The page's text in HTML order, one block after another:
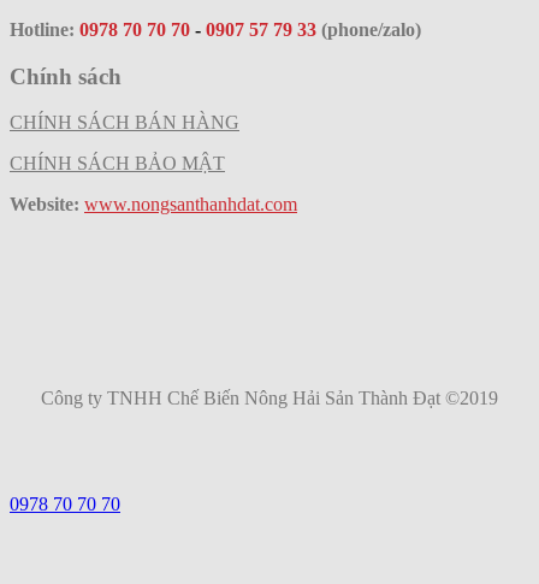
Hotline: 0978 70 70 70 - 0907 57 79 33 (phone/zalo)
Chính sách
CHÍNH SÁCH BÁN HÀNG
CHÍNH SÁCH BẢO MẬT
Website: www.nongsanthanhdat.com
Công ty TNHH Chế Biến Nông Hải Sản Thành Đạt ©2019
0978 70 70 70